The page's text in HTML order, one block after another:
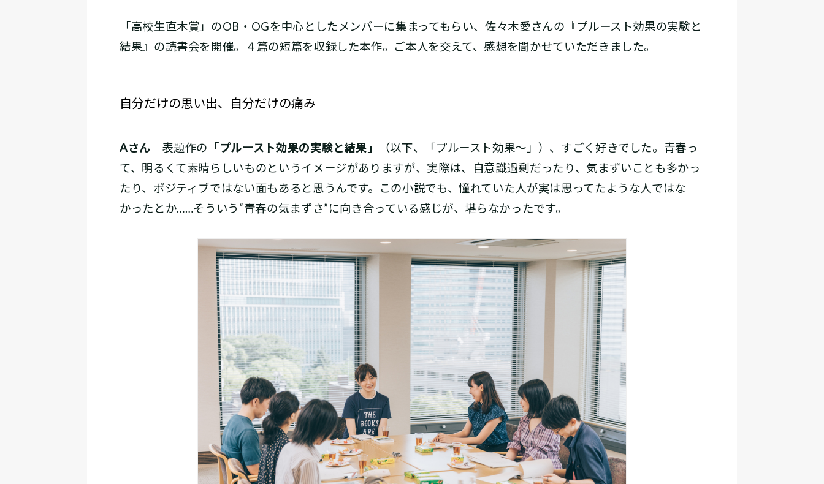
「高校生直木賞」のOB・OGを中心としたメンバーに集まってもらい、佐々木愛さんの『プルースト効果の実験と
結果』の読書会を開催。４篇の短篇を収録した本作。ご本人を交えて、感想を聞かせていただきました。
自分だけの思い出、自分だけの痛み
Aさん 表題作の 「プルースト効果の実験と結果」
（以下、「プルースト効果～」）、すごく好きでした。青春っ
て、明るくて素晴らしいものというイメージがありますが、実際は、自意識過剰だったり、気まずいことも多かっ
たり、ポジティブではない面もあると思うんです。この小説でも、憧れていた人が実は思ってたような人ではな
かったとか……そういう“青春の気まずさ”に向き合っている感じが、堪らなかったです。